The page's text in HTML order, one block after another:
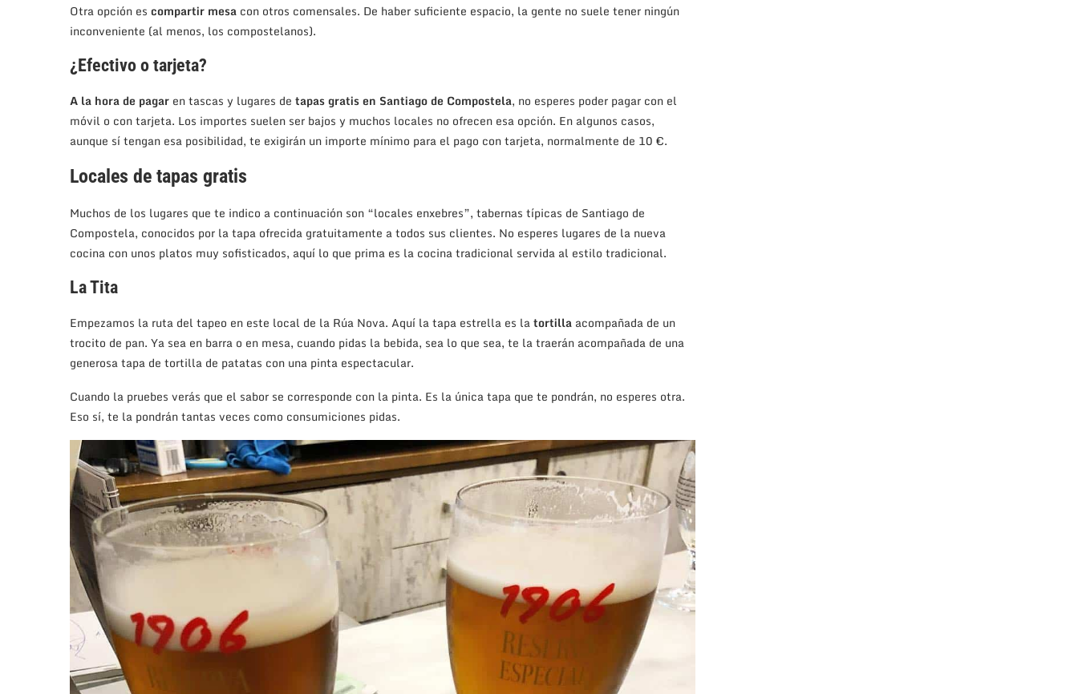
Otra opción es compartir mesa con otros comensales. De haber suficiente espacio, la gente no suele tener ningún
inconveniente (al menos, los compostelanos).
¿Efectivo o tarjeta?
A la hora de pagar en tascas y lugares de tapas gratis en Santiago de Compostela, no esperes poder pagar con el
móvil o con tarjeta. Los importes suelen ser bajos y muchos locales no ofrecen esa opción. En algunos casos,
aunque sí tengan esa posibilidad, te exigirán un importe mínimo para el pago con tarjeta, normalmente de 10 €.
Locales de tapas gratis
Muchos de los lugares que te indico a continuación son “locales enxebres”, tabernas típicas de Santiago de
Compostela, conocidos por la tapa ofrecida gratuitamente a todos sus clientes. No esperes lugares de la nueva
cocina con unos platos muy sofisticados, aquí lo que prima es la cocina tradicional servida al estilo tradicional.
La Tita
Empezamos la ruta del tapeo en este local de la Rúa Nova. Aquí la tapa estrella es latortilla acompañada de un
trocito de pan. Ya sea en barra o en mesa, cuando pidas la bebida, sea lo que sea, te la traerán acompañada de una
generosa tapa de tortilla de patatas con una pinta espectacular.
Cuando la pruebes verás que el sabor se corresponde con la pinta. Es la única tapa que te pondrán, no esperes otra.
Eso sí, te la pondrán tantas veces como consumiciones pidas.